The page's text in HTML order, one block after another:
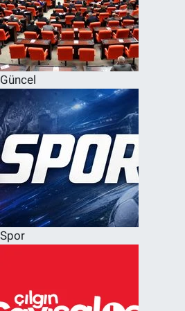
Güncel
Spor